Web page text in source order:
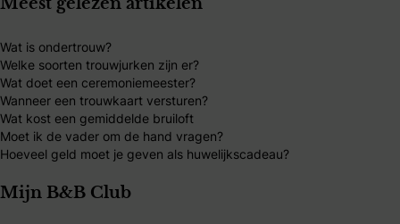
Meest gelezen artikelen
Wat is ondertrouw?
Welke soorten trouwjurken zijn er?
Wat doet een ceremoniemeester?
Wanneer een trouwkaart versturen?
Wat kost een gemiddelde bruiloft
Moet ik de vader om de hand vragen?
Hoeveel geld moet je geven als huwelijkscadeau?
Mijn B&B Club